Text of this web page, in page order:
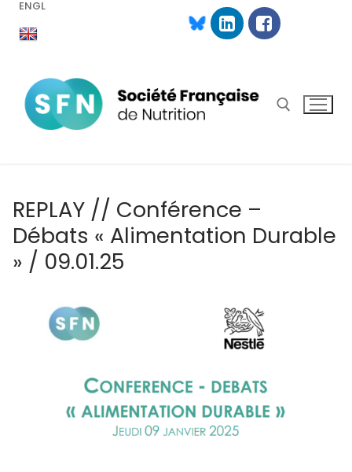
AllerENGL
REPLAY // Conférence –
Débats « Alimentation Durable
» / 09.01.25